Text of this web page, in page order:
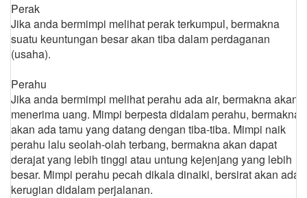
Perak
Jika anda bermimpi melihat perak terkumpul, bermakna
suatu keuntungan besar akan tiba dalam perdaganan
(usaha).
Perahu
Jika anda bermimpi melihat perahu ada air, bermakna akan
menerima uang. Mimpi berpesta didalam perahu, bermakna
akan ada tamu yang datang dengan tiba-tiba. Mimpi naik
perahu lalu seolah-olah terbang, bermakna akan dapat
derajat yang lebih tinggi atau untung kejenjang yang lebih
besar. Mimpi perahu pecah dikala dinaiki, bersirat akan ada
kerugian didalam perjalanan.